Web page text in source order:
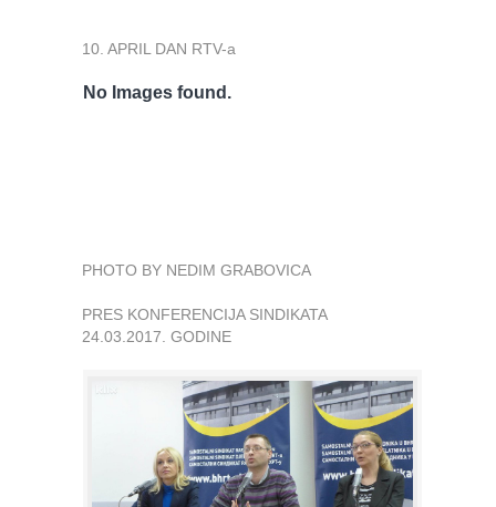
10. APRIL DAN RTV-a
No Images found.
PHOTO BY NEDIM GRABOVICA
PRES KONFERENCIJA SINDIKATA
24.03.2017. GODINE